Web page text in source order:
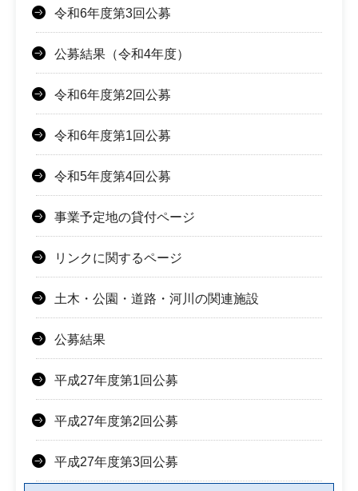
令和6年度第3回公募
公募結果（令和4年度）
令和6年度第2回公募
令和6年度第1回公募
令和5年度第4回公募
事業予定地の貸付ページ
リンクに関するページ
土木・公園・道路・河川の関連施設
公募結果
平成27年度第1回公募
平成27年度第2回公募
平成27年度第3回公募